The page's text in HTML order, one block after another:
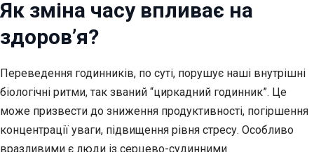
Як зміна часу впливає на
здоров’я?
Переведення годинників, по суті, порушує наші внутрішні
біологічні ритми, так званий “циркадний годинник”. Це
може призвести до зниження продуктивності, погіршення
концентрації уваги, підвищення рівня стресу. Особливо
вразливими є люди із серцево-судинними